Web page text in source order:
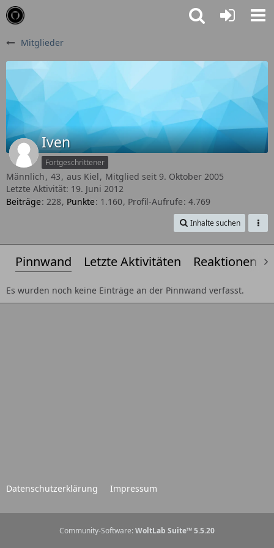
Mitglieder
Iven
Fortgeschrittener
Männlich 43 aus Kiel
Mitglied seit 9. Oktober 2005
Letzte Aktivität: 19. Juni 2012
Beiträge 228 Punkte 1.160 Profil-Aufrufe 4.769
Inhalte suchen
Pinnwand Letzte Aktivitäten Reaktionen
Es wurden noch keine Einträge an der Pinnwand verfasst.
Datenschutzerklärung Impressum
Community-Software: WoltLab Suite™ 5.5.20